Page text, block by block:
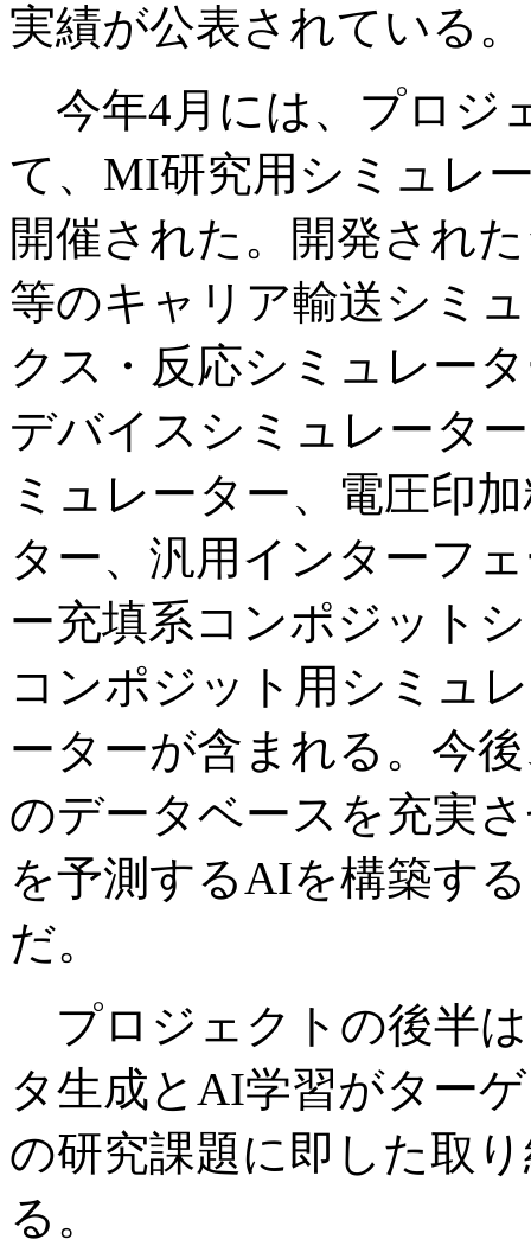
実績が公表されている。
今年4月には、プロジ
て、MI研究用シミュレ
開催された。開発され
等のキャリア輸送シミ
クス・反応シミュレー
デバイスシミュレータ
ミュレーター、電圧印
ター、汎用インターフ
ー充填系コンポジット
コンポジット用シミュ
ーターが含まれる。今
のデータベースを充実
を予測するAIを構築す
だ。
プロジェクトの後半
タ生成とAI学習がター
の研究課題に即した取
る。